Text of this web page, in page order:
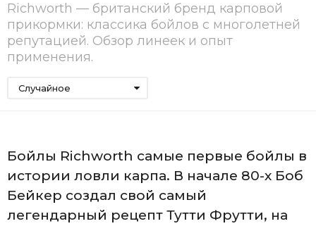
Richworth — британский бренд карповой
прикормки: классика бойлов с многолетней
репутацией. Обзор линеек и опыт
применения.
Случайное
Бойлы Richworth самые первые бойлы в
истории ловли карпа. В начале 80-х Боб
Бейкер создал свой самый
легендарный рецепт Тутти Фрутти, на